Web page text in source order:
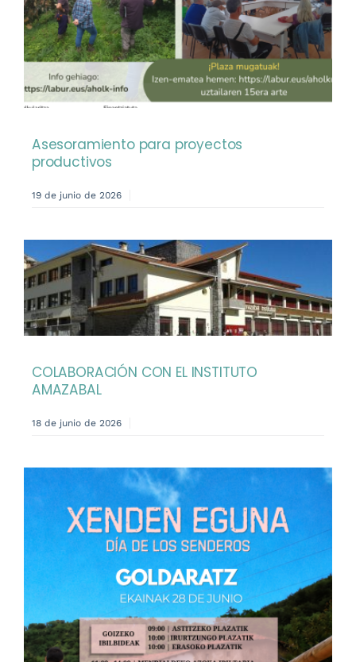
Asesoramiento para proyectos
productivos
19 de junio de 2026
COLABORACIÓN CON EL INSTITUTO
AMAZABAL
18 de junio de 2026